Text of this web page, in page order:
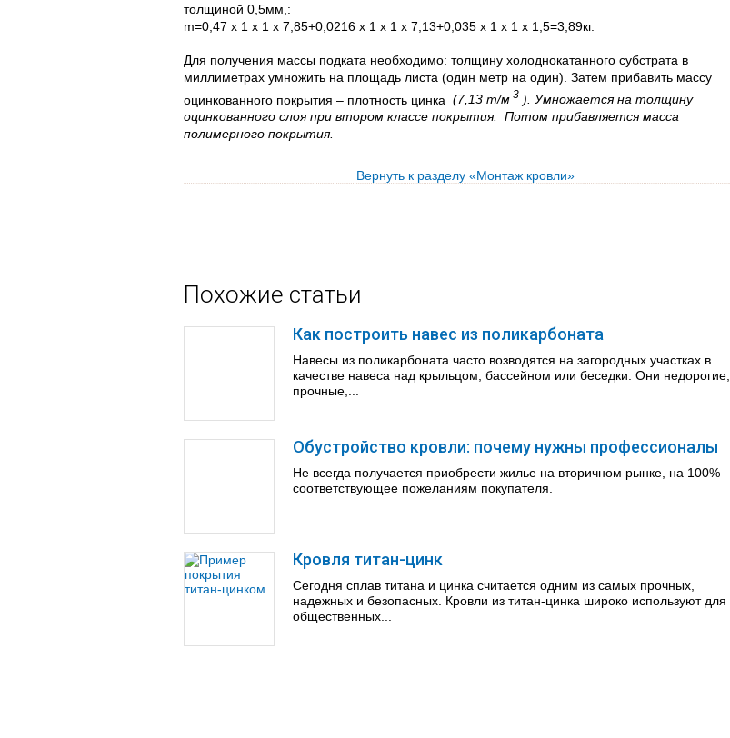
толщиной 0,5мм,:
m=0,47 х 1 х 1 х 7,85+0,0216 х 1 х 1 х 7,13+0,035 х 1 х 1 х 1,5=3,89кг.
Для получения массы подката необходимо: толщину холоднокатанного субстрата в
миллиметрах умножить на площадь листа (один метр на один). Затем прибавить массу
оцинкованного покрытия – плотность цинка (7,13 т/м 3 ). Умножается на толщину
оцинкованного слоя при втором классе покрытия. Потом прибавляется масса
полимерного покрытия.
Вернуть к разделу «Монтаж кровли»
Похожие статьи
Как построить навес из поликарбоната
Навесы из поликарбоната часто возводятся на загородных участках в
качестве навеса над крыльцом, бассейном или беседки. Они недорогие,
прочные,...
Обустройство кровли: почему нужны профессионалы
Не всегда получается приобрести жилье на вторичном рынке, на 100%
соответствующее пожеланиям покупателя.
Кровля титан-цинк
Сегодня сплав титана и цинка считается одним из самых прочных,
надежных и безопасных. Кровли из титан-цинка широко используют для
общественных...